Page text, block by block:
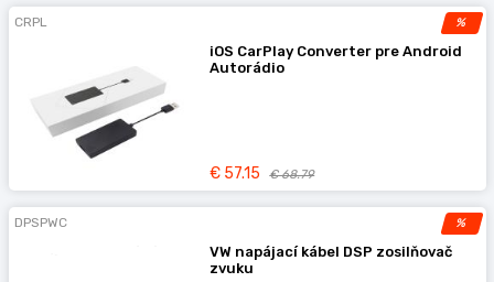
%
CRPL
iOS CarPlay Converter pre Android
Autorádio
€ 57.15 € 68.79
%
DPSPWC
VW napájací kábel DSP zosilňovač
zvuku